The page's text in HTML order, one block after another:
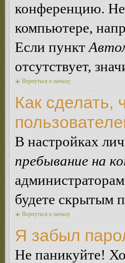
конференцию. Не
компьютере,
Если пункт
отсутствует,
Вернуться к началу
Как сделать,
В настройках
пребывание на
будете скрытым
Вернуться к началу
Я забыл
Не паникуйте!